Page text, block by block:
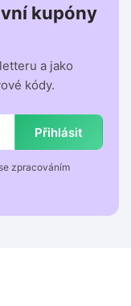
kupóny
a jako
kódy.
Přihlásit
zpracováním